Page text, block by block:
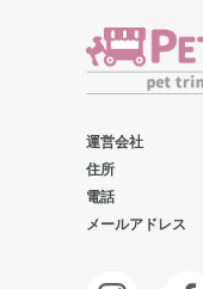
運営会社
住所
電話
メールアドレス